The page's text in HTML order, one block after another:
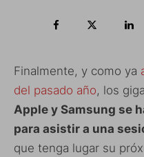
Finalmente, y como ya
del pasado año, los
Apple y Samsung se
para asistir a una
que tenga lugar su